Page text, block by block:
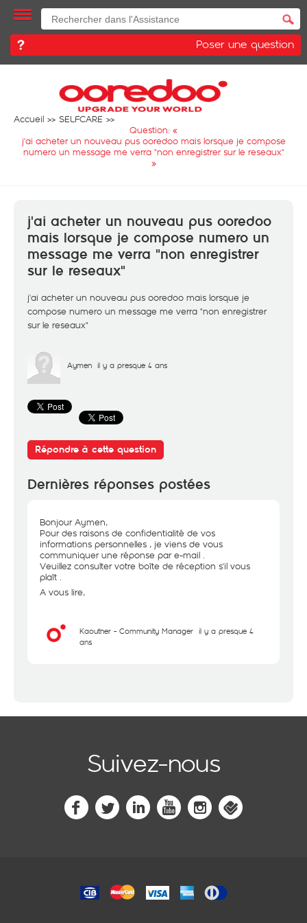
Poser une question
Accueil
SELFCARE
Question: «
j'ai acheter un nouveau pus ooredoo mais lorsque je compose
numero un message me verra "non enregistrer sur le reseaux"
»
j'ai acheter un nouveau pus ooredoo
mais lorsque je compose numero un
message me verra "non enregistrer
sur le reseaux"
j'ai acheter un nouveau pus ooredoo mais lorsque je
compose numero un message me verra "non enregistrer
sur le reseaux"
Aymen il y a presque 4 ans
Répondre à cette question
Dernières réponses postées
Bonjour Aymen,
Pour des raisons de confidentialité de vos
informations personnelles , je viens de vous
communiquer une réponse par e-mail .
Veuillez consulter votre boîte de réception s'il vous
plaît .
A vous lire,
Kaouther - Community Manager il y a presque 4
ans
Suivez-nous